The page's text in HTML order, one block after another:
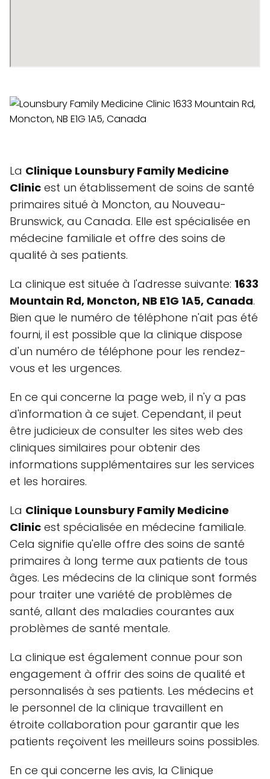
La Clinique Lounsbury Family Medicine
Clinic est un établissement de soins de santé
primaires situé à Moncton, au Nouveau-
Brunswick, au Canada. Elle est spécialisée en
médecine familiale et offre des soins de
qualité à ses patients.
La clinique est située à l'adresse suivante: 1633
Mountain Rd, Moncton, NB E1G 1A5, Canada.
Bien que le numéro de téléphone n'ait pas été
fourni, il est possible que la clinique dispose
d'un numéro de téléphone pour les rendez-
vous et les urgences.
En ce qui concerne la page web, il n'y a pas
d'information à ce sujet. Cependant, il peut
être judicieux de consulter les sites web des
cliniques similaires pour obtenir des
informations supplémentaires sur les services
et les horaires.
La Clinique Lounsbury Family Medicine
Clinic est spécialisée en médecine familiale.
Cela signifie qu'elle offre des soins de santé
primaires à long terme aux patients de tous
âges. Les médecins de la clinique sont formés
pour traiter une variété de problèmes de
santé, allant des maladies courantes aux
problèmes de santé mentale.
La clinique est également connue pour son
engagement à offrir des soins de qualité et
personnalisés à ses patients. Les médecins et
le personnel de la clinique travaillent en
étroite collaboration pour garantir que les
patients reçoivent les meilleurs soins possibles.
En ce qui concerne les avis, la Clinique